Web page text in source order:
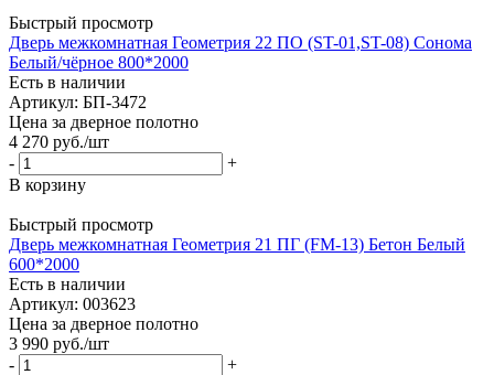
Быстрый просмотр
Дверь межкомнатная Геометрия 22 ПО (ST-01,ST-08) Сонома
Белый/чёрное 800*2000
Есть в наличии
Артикул: БП-3472
Цена за дверное полотно
4 270 руб./шт
-
+
В корзину
Быстрый просмотр
Дверь межкомнатная Геометрия 21 ПГ (FM-13) Бетон Белый
600*2000
Есть в наличии
Артикул: 003623
Цена за дверное полотно
3 990 руб./шт
-
+